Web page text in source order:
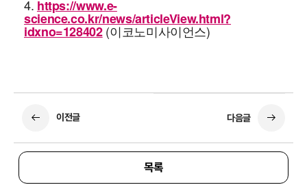
4. https://www.e-
science.co.kr/news/articleView.html?
idxno=128402(이코노미사이언스)
이전글 다음글
목록